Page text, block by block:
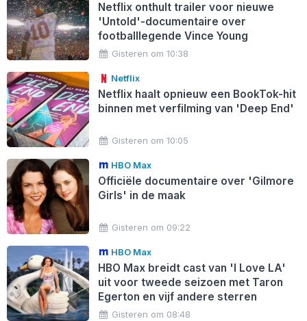
Netflix onthult trailer voor nieuwe
'Untold'-documentaire over
footballlegende Vince Young
Gisteren om 10:38
Netflix
Netflix haalt opnieuw een BookTok-hit
binnen met verfilming van 'Deep End'
Gisteren om 10:05
HBO Max
Officiële documentaire over 'Gilmore
Girls' in de maak
Gisteren om 09:22
HBO Max
HBO Max breidt cast van 'I Love LA'
uit voor tweede seizoen met Taron
Egerton en vijf andere sterren
Gisteren om 08:48